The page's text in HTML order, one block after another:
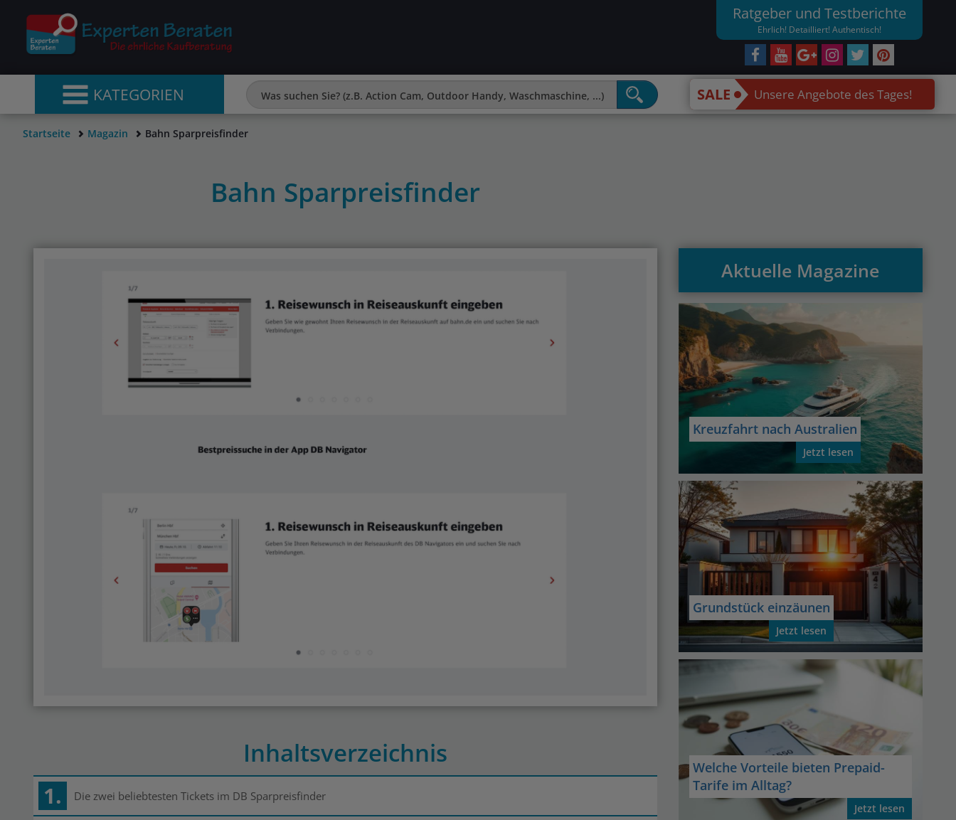
Ratgeber und Testberichte
Ehrlich! Detailliert! Authentisch!
KATEGORIEN SALE Unsere Angebote des Tages!
Startseite Magazin Bahn Sparpreisfinder
Bahn Sparpreisfinder
Inhaltsverzeichnis
1. Die zwei beliebtesten Tickets im DB Sparpreisfinder
Aktuelle Magazine
Kreuzfahrt nach Australien
Jetzt lesen
Grundstück einzäunen
Jetzt lesen
Welche Vorteile bieten Prepaid-
Tarife im Alltag?
Jetzt lesen